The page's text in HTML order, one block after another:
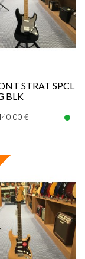
STRAT SPCL
BLK
€